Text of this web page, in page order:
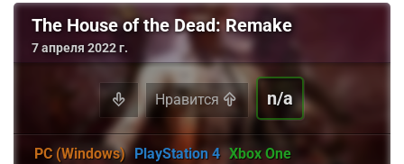
The House of the Dead: Remake
7 апреля 2022 г.
Нравится n/a
PC (Windows) PlayStation 4 Xbox One